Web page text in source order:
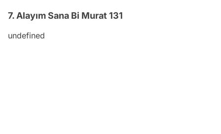
7. Alayım Sana Bi Murat 131
undefined